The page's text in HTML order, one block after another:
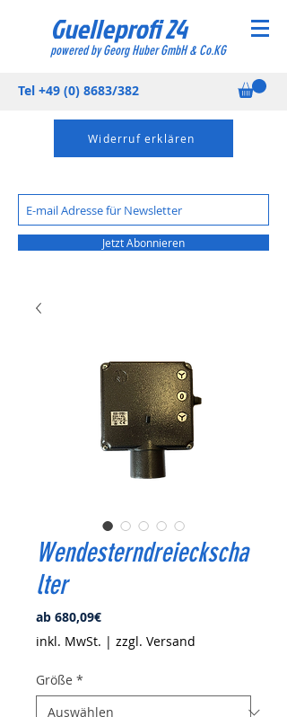
Guelleprofi 24
powered by Georg Huber GmbH & Co.KG
Tel +49 (0) 8683/382
Widerruf erklären
Jetzt Abonnieren
Wendesterndreieckscha
lter
ab 680,09€Sale-
Preis
inkl. MwSt. | zzgl. Versand
Größe *